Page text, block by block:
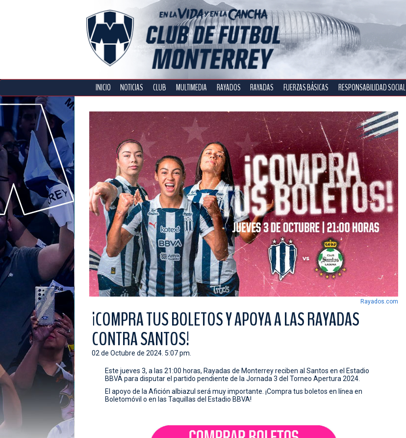
INICIO NOTICIAS CLUB MULTIMEDIA RAYADOS RAYADAS FUERZAS BÁSICAS RESPONSABILIDAD SOCIAL
Rayados.com
¡COMPRA TUS BOLETOS Y APOYA A LAS RAYADAS
CONTRA SANTOS!
02 de Octubre de 2024. 5:07 pm.
Este jueves 3, a las 21:00 horas, Rayadas de Monterrey reciben al Santos en el Estadio
BBVA para disputar el partido pendiente de la Jornada 3 del Torneo Apertura 2024.
El apoyo de la Afición albiazul será muy importante. ¡Compra tus boletos en línea en
Boletomóvil o en las Taquillas del Estadio BBVA!